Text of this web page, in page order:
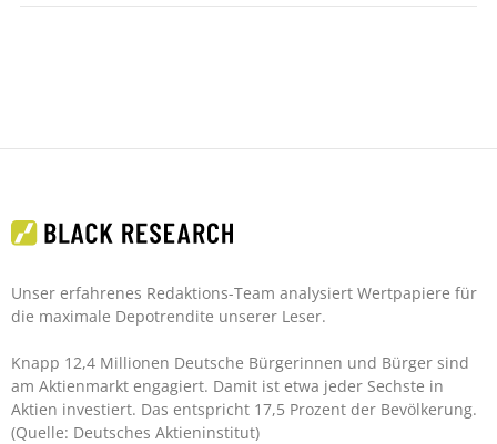
Unser erfahrenes Redaktions-Team analysiert Wertpapiere für
die maximale Depotrendite unserer Leser.
Knapp 12,4 Millionen Deutsche Bürgerinnen und Bürger sind
am Aktienmarkt engagiert. Damit ist etwa jeder Sechste in
Aktien investiert. Das entspricht 17,5 Prozent der Bevölkerung.
(Quelle: Deutsches Aktieninstitut)